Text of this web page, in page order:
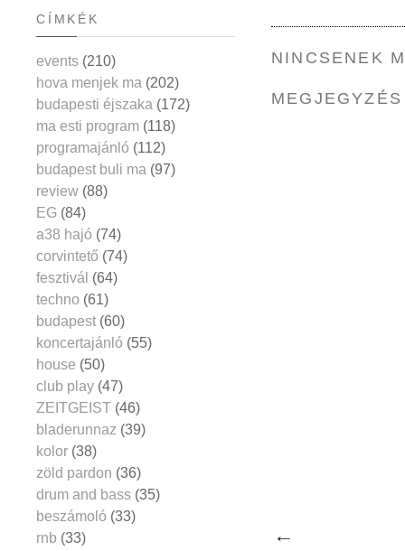
NINCSENEK
CÍMKÉK
events (210)
hova menjek ma (202)
budapesti éjszaka (172)
ma esti program (118)
programajánló (112)
budapest buli ma (97)
review (88)
EG (84)
a38 hajó (74)
corvintető (74)
fesztivál (64)
techno (61)
budapest (60)
koncertajánló (55)
house (50)
club play (47)
ZEITGEIST (46)
bladerunnaz (39)
kolor (38)
zöld pardon (36)
drum and bass (35)
beszámoló (33)
rnb (33)